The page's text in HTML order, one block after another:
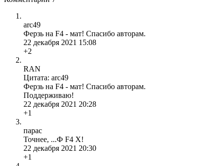
arc49
Ферзь на F4 - мат! Спасибо авторам.
22 декабря 2021 15:08
+2
RAN
Цитата: arc49
Ферзь на F4 - мат! Спасибо авторам.
Поддерживаю!
22 декабря 2021 20:28
+1
парас
Точнее, ...Ф F4 Х!
22 декабря 2021 20:30
+1